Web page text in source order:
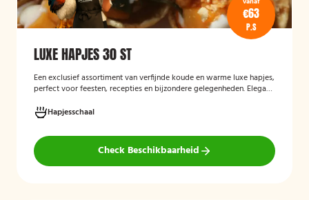
€63
P.S
LUXE HAPJES 30 ST
Een exclusief assortiment van verfijnde koude en warme luxe hapjes,
perfect voor feesten, recepties en bijzondere gelegenheden. Elegant
garnituren.
Hapjesschaal
Check Beschikbaarheid